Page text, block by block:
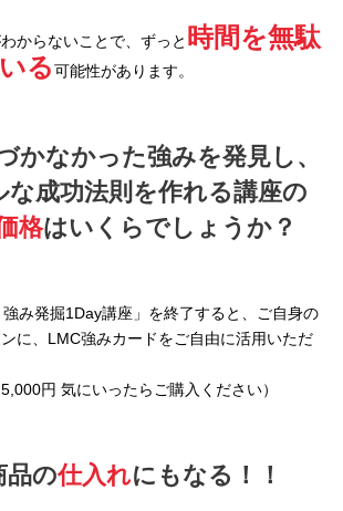
からないことで、ずっと 時間を無駄
る可能性があります。
かなかった強みを発見し、
な成功法則を作れる講座の
格はいくらでしょうか？
強み発掘1Day講座」を終了すると、ご自身の
に、LMC強みカードをご自由に活用いただ
円 気にいったらご購入ください）
品の仕入れにもなる！！